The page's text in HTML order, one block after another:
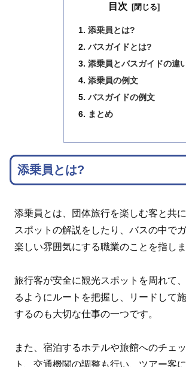
目次
添乗員とは?
バスガイドとは?
添乗員とバスガイドの違
添乗員の例文
バスガイドの例文
まとめ
添乗員とは?
添乗員とは、団体旅行を楽しむ客と共
スポットの解説をしたり、バスの中で
楽しい雰囲気にする職業のことを指しま
旅行客が安全に観光スポットを周れて
るようにルートを把握し、リードして
するのも大切な仕事の一つです。
また、宿泊するホテルや旅館へのチェ
ト、交通機関の調整も行い、ツアー客